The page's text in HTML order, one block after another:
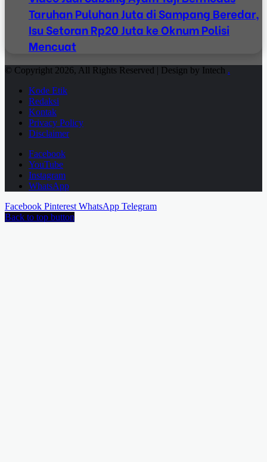
Taruhan Puluhan Juta di Sampang Beredar,
Isu Setoran Rp20 Juta ke Oknum Polisi
Mencuat
© Copyright 2026, All Rights Reserved | Design by Intech .
Kode Etik
Redaksi
Kontak
Privacy Policy
Disclaimer
Facebook
YouTube
Instagram
WhatsApp
Facebook Pinterest WhatsApp Telegram
Back to top button